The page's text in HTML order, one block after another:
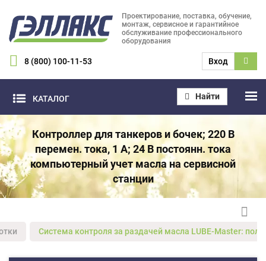
Проектирование, поставка, обучение,
монтаж, сервисное и гарантийное
обслуживание профессионального
оборудования
8 (800) 100-11-53 Вход
КАТАЛОГ Найти
Контроллер для танкеров и бочек; 220 В
перемен. тока, 1 А; 24 В постоянн. тока
компьютерный учет масла на сервисной
станции
Система контроля за раздачей масла LUBE-Master: